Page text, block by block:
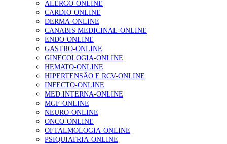
gesto conta e cada profissional faz a diferença”
203 visualizações
1.º Episódio do Podcast “Frequência Cardio – Sintoniza-
te na Insuficiência Cardíaca” da Bayer
169 visualizações
Alguns milhares de utentes podem ficar sem médico de
família com nova regras do registo, alerta associação
132 visualizações
ALERGO-ONLINE
CARDIO-ONLINE
DERMA-ONLINE
CANABIS MEDICINAL-ONLINE
ENDO-ONLINE
GASTRO-ONLINE
GINECOLOGIA-ONLINE
HEMATO-ONLINE
HIPERTENSÃO E RCV-ONLINE
INFECTO-ONLINE
MED.INTERNA-ONLINE
MGF-ONLINE
NEURO-ONLINE
ONCO-ONLINE
OFTALMOLOGIA-ONLINE
PSIQUIATRIA-ONLINE